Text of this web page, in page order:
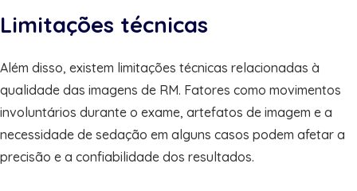
Limitações técnicas
Além disso, existem limitações técnicas relacionadas à
qualidade das imagens de RM. Fatores como movimentos
involuntários durante o exame, artefatos de imagem e a
necessidade de sedação em alguns casos podem afetar a
precisão e a confiabilidade dos resultados.